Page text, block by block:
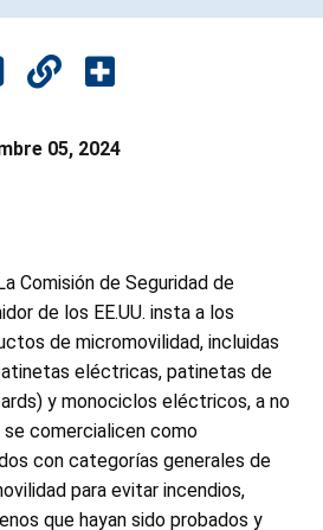
05, 2024
Comisión de Seguridad de
de los EE.UU. insta a los
de micromovilidad, incluidas
eléctricas, patinetas de
y monociclos eléctricos, a no
comercialicen como
con categorías generales de
para evitar incendios,
que hayan sido probados y